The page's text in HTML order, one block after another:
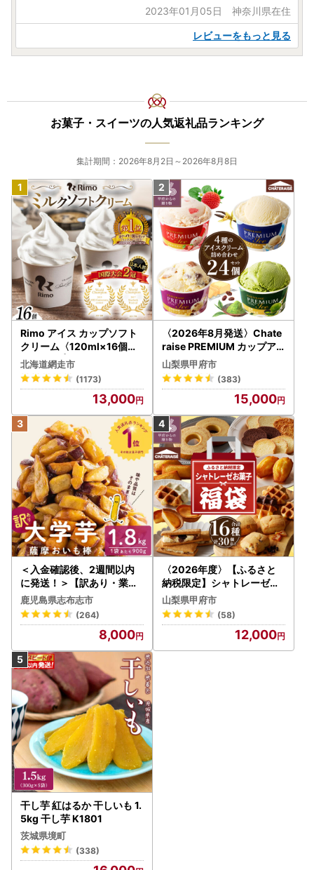
2023年01月05日 神奈川県在住
レビューをもっと見る
お菓子・スイーツの人気返礼品ランキング
集計期間：2026年8月2日～2026年8月8日
Rimo アイス カップソフト
クリーム〈120ml×16個〉
ABA002 | アイス
北海道網走市
(1173)
13,000
〈2026年8月発送〉Chate
raise PREMIUM カップア
イス 詰合せ 4種 24個 アイ
ス
山梨県甲府市
(383)
15,000
＜入金確認後、2週間以内
に発送！＞【訳あり・業務
用】薩摩おいも棒セット 計
1.8kg(900g×2袋) p8-142
-2w
鹿児島県志布志市
(264)
8,000
〈2026年度〉【ふるさと
納税限定】シャトレーゼ人
気お菓子勢ぞろい!! お菓子
福箱 シャトレーゼ
山梨県甲府市
(58)
12,000
干し芋 紅はるか 干しいも 1.
5kg 干し芋 K1801
茨城県境町
(338)